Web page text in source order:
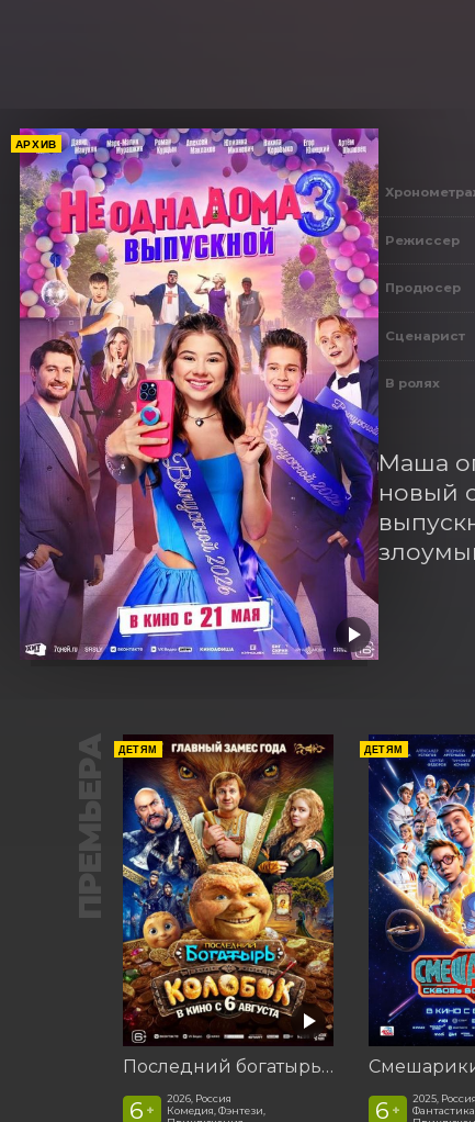
АРХИВ
Режиссер
Продюсер
Сценарист
В ролях
Маша
новый
ПРЕМЬЕРА ДЕТЯМ
Последний богатырь. Колобок
6 +
2026, Россия
Комедия, Фэнтези,
ДЕТЯМ
6 +
2025, Россия
Фантастика,